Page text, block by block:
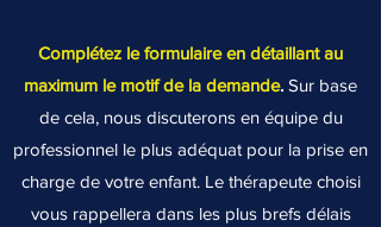
Complétez le formulaire en détaillant au
maximum le motif de la demande. Sur base
de cela, nous discuterons en équipe du
professionnel le plus adéquat pour la prise en
charge de votre enfant. Le thérapeute choisi
vous rappellera dans les plus brefs délais